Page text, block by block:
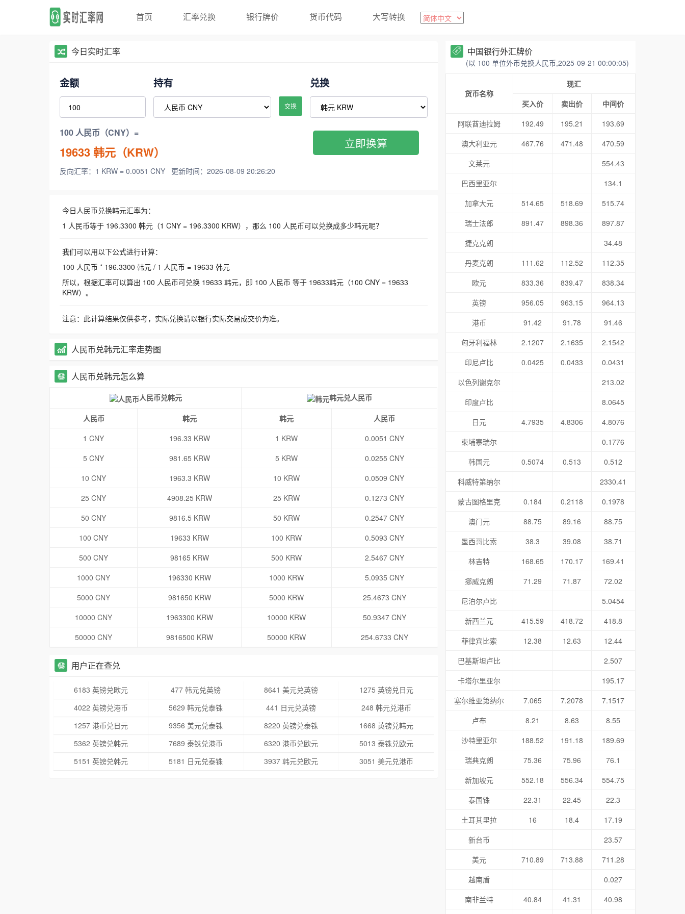
首页 汇率兑换 银行牌价 货币代码 大写转换
今日实时汇率
金额 持有
交换
兑换
100 人民币（CNY）=
19633韩元（KRW）
反向汇率：1 KRW = 0.0051 CNY 更新时间：2026-08-09 20:26:20
立即换算
今日人民币兑换韩元汇率为：
1 人民币等于 196.3300 韩元（1 CNY = 196.3300 KRW），那么 100 人民币可以兑换成多少韩元呢？
我们可以用以下公式进行计算：
100 人民币 * 196.3300 韩元 / 1 人民币 = 19633 韩元
所以，根据汇率可以算出 100 人民币可兑换 19633 韩元，即 100 人民币 等于 19633韩元（100 CNY = 19633
KRW）。
注意：此计算结果仅供参考，实际兑换请以银行实际交易成交价为准。
人民币兑韩元汇率走势图
人民币兑韩元怎么算
人民币兑韩元 韩元兑人民币
人民币 韩元 韩元
人民币
1 CNY
196.33 KRW 1 KRW
0.0051 CNY
5 CNY
981.65 KRW 5 KRW
0.0255 CNY
10 CNY
1963.3 KRW 10 KRW
0.0509 CNY
25 CNY
4908.25 KRW 25 KRW
0.1273 CNY
50 CNY
9816.5 KRW 50 KRW
0.2547 CNY
100 CNY
19633 KRW 100 KRW
0.5093 CNY
500 CNY
98165 KRW 500 KRW
2.5467 CNY
1000 CNY
196330 KRW 1000 KRW
5.0935 CNY
5000 CNY
981650 KRW 5000 KRW
25.4673 CNY
10000 CNY
1963300 KRW 10000 KRW
50.9347 CNY
50000 CNY
9816500 KRW 50000 KRW 254.6733 CNY
用户正在查兑
6183 英镑兑欧元 477 韩元兑英镑 8641 美元兑英镑
1275 英镑兑日元
4022 英镑兑港币
5629 韩元兑泰铢 441 日元兑英镑
248 韩元兑港币
1257 港币兑日元
9356 美元兑泰铢 8220 英镑兑泰铢
1668 英镑兑韩元
5362 英镑兑韩元
7689 泰铢兑港币 6320 港币兑欧元
5013 泰铢兑欧元
5151 英镑兑韩元
5181 日元兑泰铢 3937 韩元兑欧元 3051 美元兑港币
中国银行外汇牌价
(以 100 单位外币兑换人民币,2025-09-21 00:00:05)
货币名称
现汇
买入价
卖出价
中间价
阿联酋迪拉姆
192.49 195.21
193.69
澳大利亚元
467.76 471.48
470.59
文莱元
554.43
巴西里亚尔
134.1
加拿大元
514.65 518.69
515.74
瑞士法郎
891.47 898.36
897.87
捷克克朗
34.48
丹麦克朗
111.62 112.52
112.35
欧元
833.36 839.47
838.34
英镑
956.05 963.15
964.13
港币
91.42 91.78
91.46
匈牙利福林
2.1207 2.1635
2.1542
印尼卢比
0.0425 0.0433
0.0431
以色列谢克尔
213.02
印度卢比
8.0645
日元
4.7935 4.8306
4.8076
柬埔寨瑞尔
0.1776
韩国元
0.5074 0.513
0.512
科威特第纳尔
2330.41
蒙古图格里克
0.184 0.2118
0.1978
澳门元
88.75 89.16
88.75
墨西哥比索
38.3 39.08
38.71
林吉特
168.65 170.17
169.41
挪威克朗
71.29 71.87
72.02
尼泊尔卢比
5.0454
新西兰元
415.59 418.72
418.8
菲律宾比索
12.38 12.63
12.44
巴基斯坦卢比
2.507
卡塔尔里亚尔
195.17
塞尔维亚第纳尔
7.065 7.2078
7.1517
卢布
8.21 8.63
8.55
沙特里亚尔
188.52 191.18
189.69
瑞典克朗
75.36 75.96
76.1
新加坡元
552.18 556.34
554.75
泰国铢
22.31 22.45
22.3
土耳其里拉
16 18.4
17.19
新台币
23.57
美元
710.89 713.88
711.28
越南盾
0.027
南非兰特
40.84 41.31 40.98